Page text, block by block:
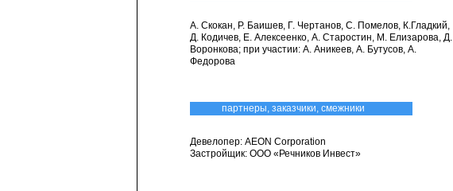
А. Скокан, Р. Баишев, Г. Чертанов, С. Помелов, К.Гладкий,
Д. Кодичев, Е. Алексеенко, А. Старостин, М. Елизарова, Д.
Воронкова; при участии: А. Аникеев, А. Бутусов, А.
Федорова
партнеры, заказчики, смежники
Девелопер: AEON Corporation
Застройщик: ООО «Речников Инвест»